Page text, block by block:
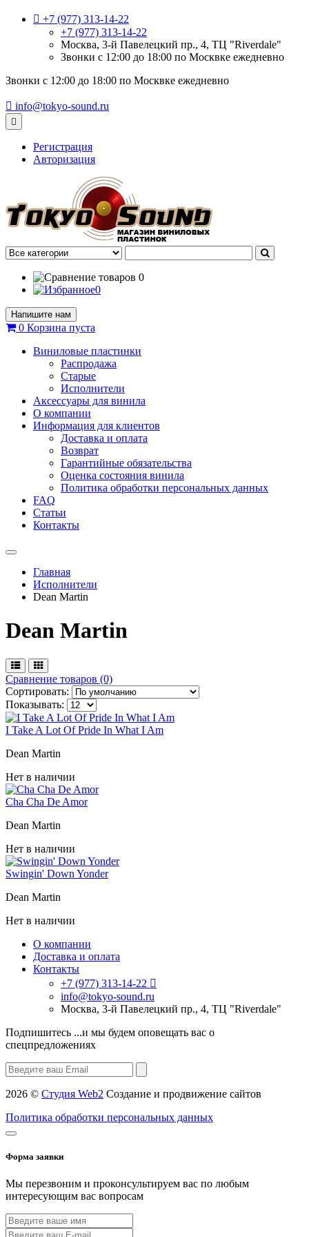
+7 (977) 313-14-22
+7 (977) 313-14-22
Москва, 3-й Павелецкий пр., 4, ТЦ "Riverdale"
Звонки с 12:00 до 18:00 по Москвке ежедневно
Звонки с 12:00 до 18:00 по Москвке ежедневно
info@tokyo-sound.ru
Регистрация
Авторизация
0
0
Напишите нам
0 Корзина пуста
Виниловые пластинки
Распродажа
Старые
Исполнители
Аксессуары для винила
О компании
Информация для клиентов
Доставка и оплата
Возврат
Гарантийные обязательства
Оценка состояния винила
Политика обработки персональных данных
FAQ
Статьи
Контакты
Меню
Главная
Исполнители
Dean Martin
Dean Martin ‎
Сравнение товаров (0)
Сортировать:
Показывать:
I Take A Lot Of Pride In What I Am
Dean Martin ‎
Нет в наличии
Cha Cha De Amor
Dean Martin ‎
Нет в наличии
Swingin' Down Yonder
Dean Martin ‎
Нет в наличии
О компании
Доставка и оплата
Контакты
+7 (977) 313-14-22
info@tokyo-sound.ru
Москва, 3-й Павелецкий пр., 4, ТЦ "Riverdale"
Подпишитесь ...и мы будем оповещать вас о
спецпредложениях
2026 © Студия Web2 Создание и продвижение сайтов
Политика обработки персональных данных
Форма заявки
Мы перезвоним и проконсультируем вас по любым
интересующим вас вопросам